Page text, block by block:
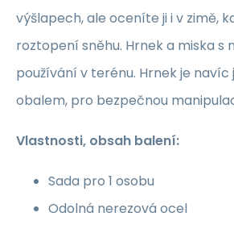
výšlapech, ale oceníte ji i v zimě,
roztopení sněhu. Hrnek a miska
používání v terénu. Hrnek je
obalem, pro bezpečnou
Vlastnosti, obsah balení:
Sada pro 1 osobu
Odolná nerezová ocel